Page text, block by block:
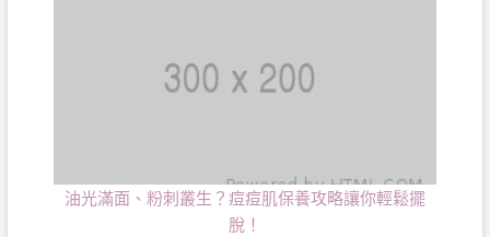
油光滿面、粉刺叢生？痘痘肌保養攻略讓你輕鬆擺
脫！